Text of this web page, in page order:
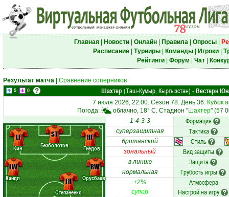
Главная| Новости| Онлайн| Правила| Опросы|
Расписание| Турниры| Команды| Игроки|
Рейтинги| Форум Чат|
Результат матча Сравнение соперников
5 0 Шахтер(Таш-Кумыр, Кыргызстан) - Вестерн
7 июля 2026, 22:00. Сезон 78. День 36. Кубок
Погода:
облачно, 18° C. Стадион "Шахтер" (57
Кандл
Степаненко
Орусбаев
Кин Безболотов Гнедов
LW
FR
RW
LF ST RF
1-4-3-3 Формация
суперзащитная Тактика
британский Стиль
зональный Вид защиты
в линию Защита
нормальная Грубость игры
+2% Атмосфера
супер Настрой на игру